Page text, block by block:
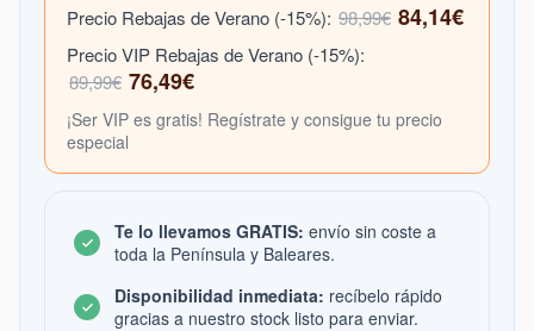
Precio Rebajas de Verano (-15%): 98,99€ 84,14€
Precio VIP Rebajas de Verano (-15%):
89,99€ 76,49€
¡Ser VIP es gratis! Regístrate y consigue tu precio
especial
Te lo llevamos GRATIS: envío sin coste a
toda la Península y Baleares.
Disponibilidad inmediata: recíbelo rápido
gracias a nuestro stock listo para enviar.